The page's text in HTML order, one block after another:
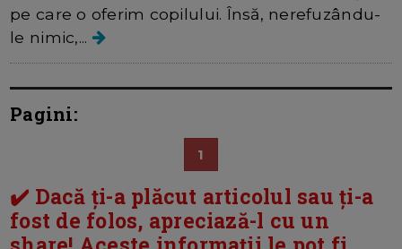
pe care o oferim copilului. Însă, nerefuzându-
le nimic,...
Pagini:
1
✔️ Dacă ți-a plăcut articolul sau ți-a
fost de folos, apreciază-l cu un